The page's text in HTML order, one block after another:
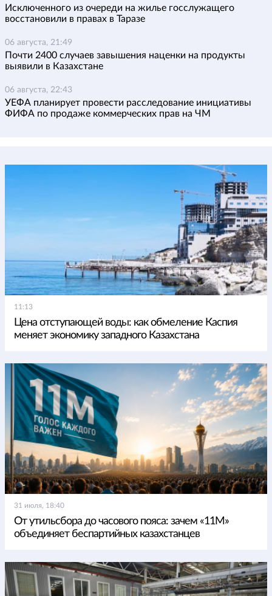
Исключенного из очереди на жилье госслужащего
восстановили в правах в Таразе
06 августа, 21:49
Почти 2400 случаев завышения наценки на продукты
выявили в Казахстане
06 августа, 22:43
УЕФА планирует провести расследование инициативы
ФИФА по продаже коммерческих прав на ЧМ
11:13
Цена отступающей воды: как обмеление Каспия
меняет экономику западного Казахстана
31 июля, 18:40
От утильсбора до часового пояса: зачем «11М»
объединяет беспартийных казахстанцев